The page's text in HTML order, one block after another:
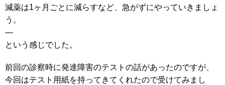
減薬は1ヶ月ごとに減らすなど、急がずにやっていきましょ
う。
—
という感じでした。
前回の診察時に発達障害のテストの話があったのですが、
今回はテスト用紙を持ってきてくれたので受けてみまし